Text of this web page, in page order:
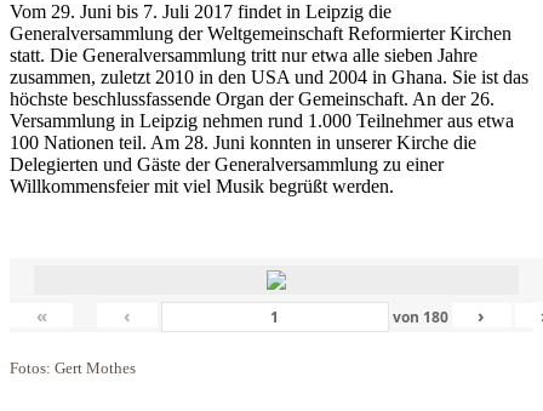
Vom 29. Juni bis 7. Juli 2017 findet in Leipzig die
Generalversammlung der Weltgemeinschaft Reformierter Kirchen
statt. Die Generalversammlung tritt nur etwa alle sieben Jahre
zusammen, zuletzt 2010 in den USA und 2004 in Ghana. Sie ist das
höchste beschlussfassende Organ der Gemeinschaft. An der 26.
Versammlung in Leipzig nehmen rund 1.000 Teilnehmer aus etwa
100 Nationen teil. Am 28. Juni konnten in unserer Kirche die
Delegierten und Gäste der Generalversammlung zu einer
Willkommensfeier mit viel Musik begrüßt werden.
« ‹ von 180 ›
Fotos: Gert Mothes